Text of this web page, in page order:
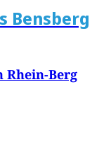
Bensberg
Berg